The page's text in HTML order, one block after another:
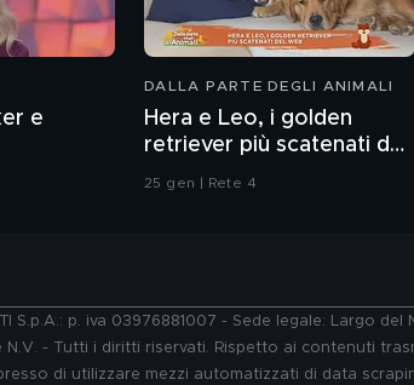
e
DALLA PARTE DEGLI ANIMALI
Hera e Leo, i golden
retriever più scatenati del
25 gen | Rete 4
S.p.A.: p. iva 03976881007 - Sede legale: Largo
- Tutti i diritti riservati. Rispetto ai contenuti
di utilizzare mezzi automatizzati di data